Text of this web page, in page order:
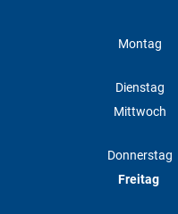
Montag
Dienstag
Mittwoch
Donnerstag
Freitag